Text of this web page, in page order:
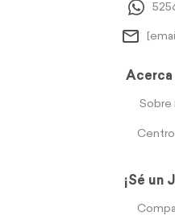
Sobre
¡Sé un